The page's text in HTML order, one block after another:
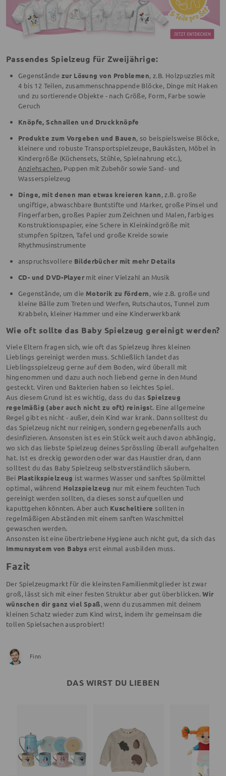
Passendes Spielzeug für Zweijährige:
Gegenstände zur Lösung von Problemen, z.B. Holzpuzzles mit
4 bis 12 Teilen, zusammenschnappende Blöcke, Dinge mit Haken
und zu sortierende Objekte - nach Größe, Form, Farbe sowie
Geruch
Knöpfe, Schnallen und Druckknöpfe
Produkte zum Vorgeben und Bauen, so beispielsweise Blöcke,
kleinere und robuste Transportspielzeuge, Baukästen, Möbel in
Kindergröße (Küchensets, Stühle, Spielnahrung etc.),
Anziehsachen, Puppen mit Zubehör sowie Sand- und
Wasserspielzeug
Dinge, mit denen man etwas kreieren kann, z.B. große
ungiftige, abwaschbare Buntstifte und Marker, große Pinsel und
Fingerfarben, großes Papier zum Zeichnen und Malen, farbiges
Konstruktionspapier, eine Schere in Kleinkindgröße mit
stumpfen Spitzen, Tafel und große Kreide sowie
Rhythmusinstrumente
anspruchsvollere Bilderbücher mit mehr Details
CD- und DVD-Player mit einer Vielzahl an Musik
Gegenstände, um die Motorik zu fördern, wie z.B. große und
kleine Bälle zum Treten und Werfen, Rutschautos, Tunnel zum
Krabbeln, kleiner Hammer und eine Kinderwerkbank
Wie oft sollte das Baby Spielzeug gereinigt werden?
Viele Eltern fragen sich, wie oft das Spielzeug ihres kleinen
Lieblings gereinigt werden muss. Schließlich landet das
Lieblingsspielzeug gerne auf dem Boden, wird überall mit
hingenommen und dazu auch noch liebend gerne in den Mund
gesteckt. Viren und Bakterien haben so leichtes Spiel.
Aus diesem Grund ist es wichtig, dass du das Spielzeug
regelmäßig (aber auch nicht zu oft) reinigst. Eine allgemeine
Regel gibt es nicht - außer, dein Kind war krank. Dann solltest du
das Spielzeug nicht nur reinigen, sondern gegebenenfalls auch
desinfizieren. Ansonsten ist es ein Stück weit auch davon abhängig,
wo sich das liebste Spielzeug deines Sprössling überall aufgehalten
hat. Ist es dreckig geworden oder war das Haustier dran, dann
solltest du das Baby Spielzeug selbstverständlich säubern.
Bei Plastikspielzeug ist warmes Wasser und sanftes Spülmittel
optimal, während Holzspielzeug nur mit einem feuchten Tuch
gereinigt werden sollten, da dieses sonst aufquellen und
kaputtgehen könnten. Aber auch Kuscheltiere sollten in
regelmäßigen Abständen mit einem sanften Waschmittel
gewaschen werden.
Ansonsten ist eine übertriebene Hygiene auch nicht gut, da sich das
Immunsystem von Babys erst einmal ausbilden muss.
Fazit
Der Spielzeugmarkt für die kleinsten Familienmitglieder ist zwar
groß, lässt sich mit einer festen Struktur aber gut überblicken.Wir
wünschen dir ganz viel Spaß, wenn du zusammen mit deinem
kleinen Schatz wieder zum Kind wirst, indem ihr gemeinsam die
tollen Spielsachen ausprobiert!
Finn
DAS WIRST DU LIEBEN